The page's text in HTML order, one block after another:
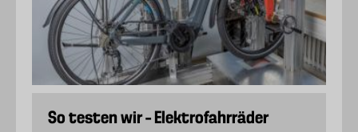
So testen wir – Elektrofahrräder